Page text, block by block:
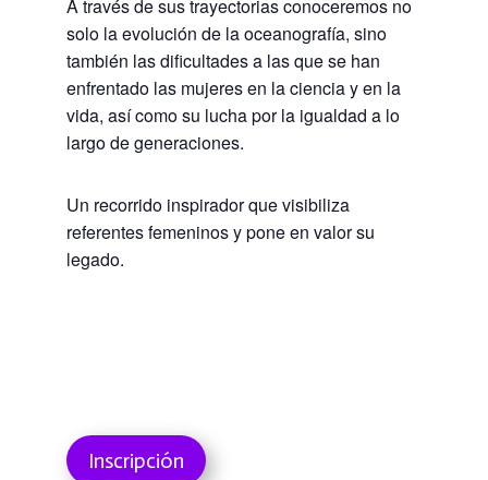
A través de sus trayectorias conoceremos no
solo la evolución de la oceanografía, sino
también las dificultades a las que se han
enfrentado las mujeres en la ciencia y en la
vida, así como su lucha por la igualdad a lo
largo de generaciones.
Un recorrido inspirador que visibiliza
referentes femeninos y pone en valor su
legado.
Inscripción